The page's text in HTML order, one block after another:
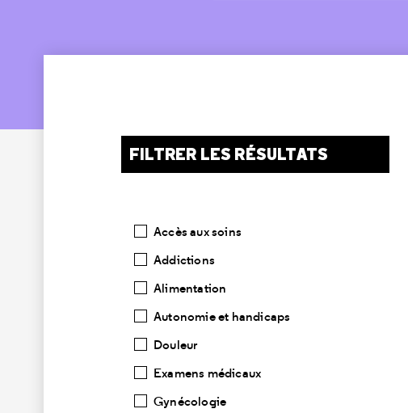
FILTRER LES RÉSULTATS
Accès aux soins
Addictions
Alimentation
Autonomie et handicaps
Douleur
Examens médicaux
Gynécologie